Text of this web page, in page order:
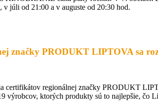
v júli od 21:00 a v auguste od 20:30 hod.
značky PRODUKT LIPTOVA sa
certifikátov regionálnej značky PRODUKT
výrobcov, ktorých produkty sú to najlepšie,